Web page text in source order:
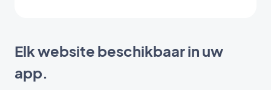
Elk website beschikbaar in uw
app.